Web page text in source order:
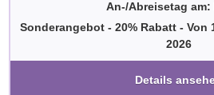
An-/Abreisetag am:
Sonderangebot - 20% Rabatt - Von
2026
Details